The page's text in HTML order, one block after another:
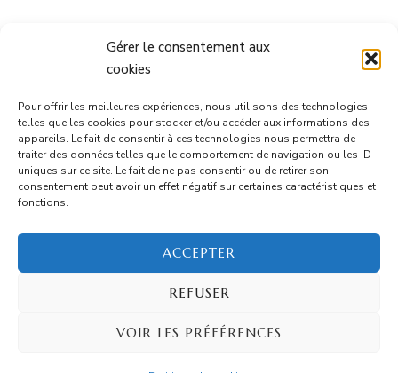
Gérer le consentement aux
cookies
Pour offrir les meilleures expériences, nous utilisons des technologies
telles que les cookies pour stocker et/ou accéder aux informations des
appareils. Le fait de consentir à ces technologies nous permettra de
traiter des données telles que le comportement de navigation ou les ID
uniques sur ce site. Le fait de ne pas consentir ou de retirer son
consentement peut avoir un effet négatif sur certaines caractéristiques et
fonctions.
ACCEPTER
REFUSER
VOIR LES PRÉFÉRENCES
Informations
Mentions Légales
CGU
Contact
© Copyright 2026 Ton Marmi. Tous droits réservés.